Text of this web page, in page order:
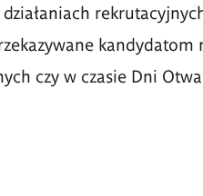
czy w czasie Dni